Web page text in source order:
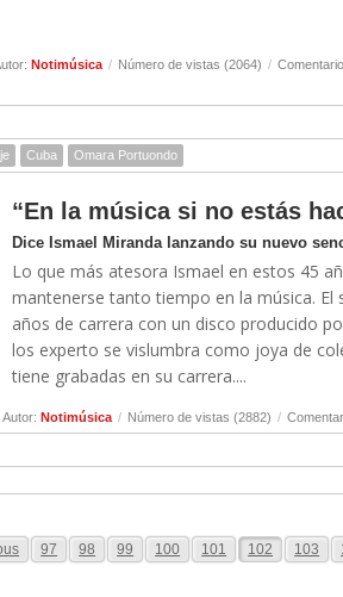
Notimúsica / Número de vistas (2064) /
Cuba Omara Portuondo
“En la música si no estás
Dice Ismael Miranda lanzando su nuevo
Lo que más atesora Ismael en estos 45
mantenerse tanto tiempo en la música. El
años de carrera con un disco producido
los experto se vislumbra como joya de
tiene grabadas en su carrera....
Autor: Notimúsica / Número de vistas (2882) /
97 98 99 100 101 102 103